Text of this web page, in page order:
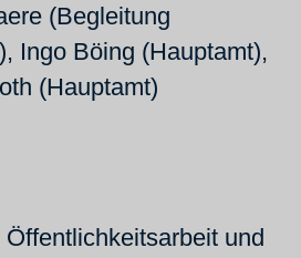
(Begleitung
Ingo Böing (Hauptamt),
(Hauptamt)
und